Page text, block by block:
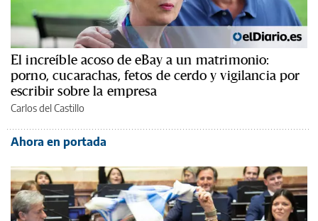
El increíble acoso de eBay a un matrimonio:
porno, cucarachas, fetos de cerdo y vigilancia por
escribir sobre la empresa
Carlos del Castillo
Ahora en portada